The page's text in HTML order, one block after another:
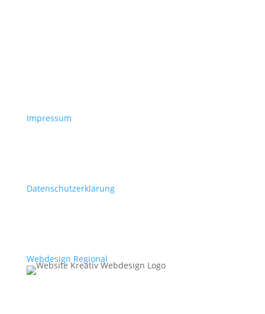
Impressum
Datenschutzerklärung
Webdesign Regional